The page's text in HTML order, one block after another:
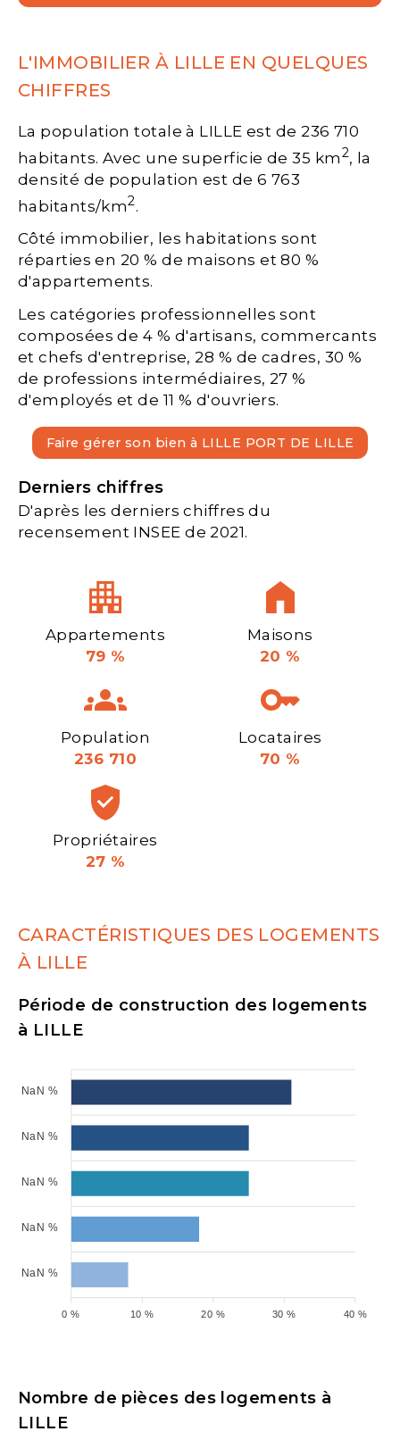
L'IMMOBILIER À LILLE EN QUELQUES
CHIFFRES
La population totale à LILLE est de 236 710
habitants. Avec une superficie de 35 km2, la
densité de population est de 6 763
habitants/km2.
Côté immobilier, les habitations sont
réparties en 20 % de maisons et 80 %
d'appartements.
Les catégories professionnelles sont
composées de 4 % d'artisans, commercants
et chefs d'entreprise, 28 % de cadres, 30 %
de professions intermédiaires, 27 %
d'employés et de 11 % d'ouvriers.
Faire gérer son bien à LILLE PORT DE LILLE
Derniers chiffres
D'après les derniers chiffres du
recensement INSEE de 2021.
Appartements
79 %
Maisons
20 %
Population
236 710
Locataires
70 %
Propriétaires
27 %
CARACTÉRISTIQUES DES LOGEMENTS
À LILLE
Période de construction des logements
à LILLE
NaN %
NaN %
NaN %
NaN %
NaN %
40 %
30 %
20 %
10 %
0 %
Nombre de pièces des logements à
LILLE